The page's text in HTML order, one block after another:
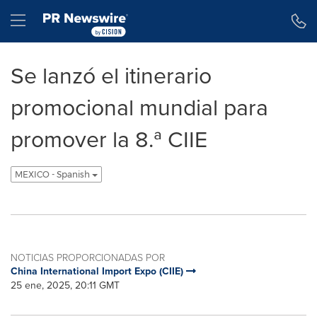
Hamburger menu
Se lanzó el itinerario
promocional mundial para
promover la 8.ª CIIE
MEXICO - Spanish
NOTICIAS PROPORCIONADAS POR
China International Import Expo (CIIE)
25 ene, 2025, 20:11 GMT